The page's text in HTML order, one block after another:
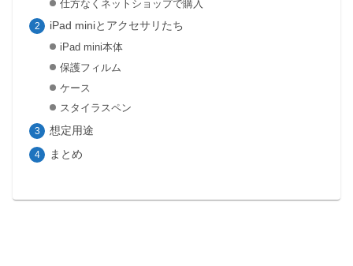
仕方なくネットショップで購入
iPad miniとアクセサリたち
iPad mini本体
保護フィルム
ケース
スタイラスペン
想定用途
まとめ